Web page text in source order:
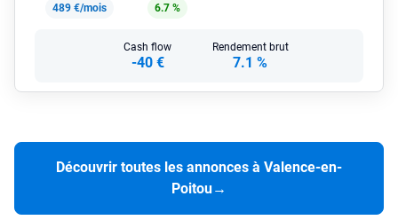
489 €/mois
6.7 %
Cash flow
-40 €
Rendement brut
7.1 %
Découvrir toutes les annonces à Valence-en-
Poitou→